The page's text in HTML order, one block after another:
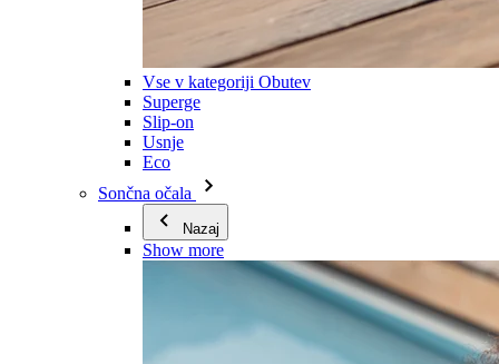
Vse v kategoriji Obutev
Superge
Slip-on
Usnje
Eco
Sončna očala
Nazaj
Show more